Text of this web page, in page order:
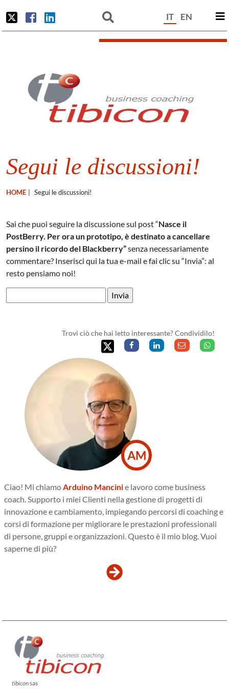
IT EN
Segui le discussioni!
HOME Segui le discussioni!
Sai che puoi seguire la discussione sul post “Nasce il
PostBerry. Per ora un prototipo, è destinato a cancellare
persino il ricordo del Blackberry”senza necessariamente
commentare? Inserisci qui la tua e-mail e fai clic su “Invia”: al
resto pensiamo noi!
Trovi ciò che hai letto interessante? Condividilo!
AM
Ciao! Mi chiamo Arduino Mancinie lavoro come business
coach. Supporto i miei Clienti nella gestione di progetti di
innovazione e cambiamento, impiegando percorsi di coaching e
corsi di formazione per migliorare le prestazioni professionali
di persone, gruppi e organizzazioni. Questo è il mio blog. Vuoi
saperne di più?
tibiconsas